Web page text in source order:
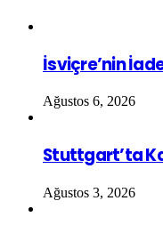
İsviçre’nin
Ağustos 6, 2026
Stuttgart’ta
Ağustos 3, 2026